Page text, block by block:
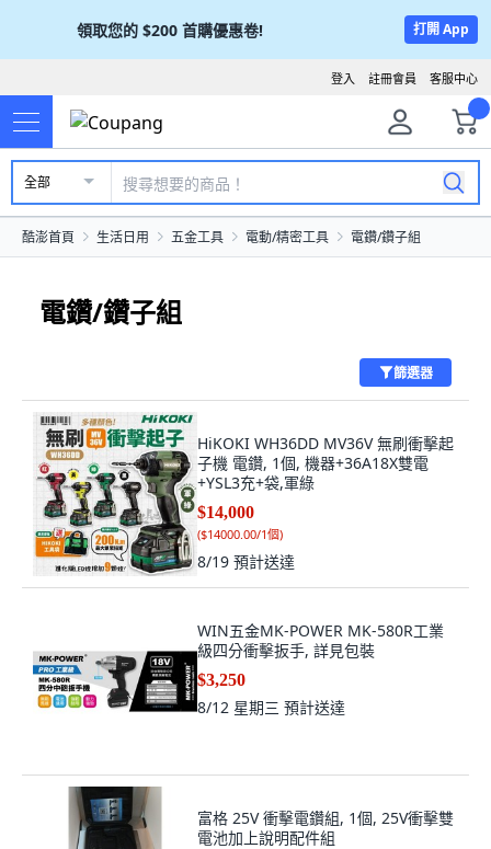
領取您的 $200 首購優惠卷! 打開 App
客服中心
註冊會員
登入
全部
酷澎首頁 生活日用 五金工具 電動/精密工具 電鑽/鑽子組
電鑽/鑽子組
篩選器
HiKOKI WH36DD MV36V 無刷衝擊起
子機 電鑽, 1個, 機器+36A18X雙電
+YSL3充+袋,軍綠
$14,000
($14000.00/1個)
8/19 預計送達
WIN五金MK-POWER MK-580R工業
級四分衝擊扳手, 詳見包裝
$3,250
8/12 星期三 預計送達
富格 25V 衝擊電鑽組, 1個, 25V衝擊雙
電池加上說明配件組